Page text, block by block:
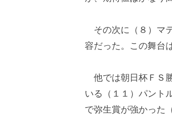
その次に（８）マ
容だった。この舞台
他では朝日杯ＦＳ
いる（１１）パント
で弥生賞が強かった